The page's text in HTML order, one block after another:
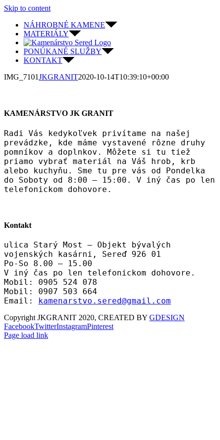
Skip to content
NÁHROBNÉ KAMENE
MATERIÁLY
PONÚKANÉ SLUŽBY
KONTAKT
IMG_7101JKGRANIT2020-10-14T10:39:10+00:00
KAMENÁRSTVO JK GRANIT
Radi Vás kedykoľvek privítame na našej
prevádzke, kde máme vystavené rôzne druhy
pomníkov a doplnkov. Môžete si tu tiež
priamo vybrať materiál na Váš hrob, krb
alebo kuchyňu. Sme tu pre vás od Pondelka
do Soboty od 8:00 – 15:00. V iný čas po len
telefonickom dohovore.
Kontakt
ulica Starý Most – Objekt bývalých
vojenských kasárni, Sereď 926 01
Po-So 8.00 – 15.00
V iný čas po len telefonickom dohovore.
Mobil: 0905 524 078
Mobil: 0907 503 664
Email: kamenarstvo.sered@gmail.com
Copyright JKGRANIT 2020, CREATED BY GDESIGN
FacebookTwitterInstagramPinterest
Page load link